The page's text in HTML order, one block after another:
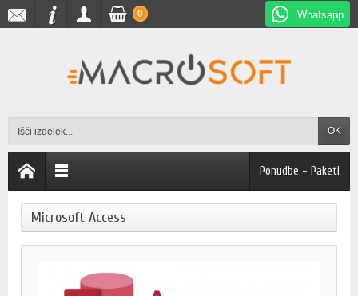
Whatsapp
OK
0
Ponudbe - Paketi
Microsoft Access